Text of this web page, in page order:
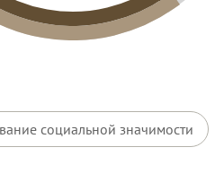
социальной значимости